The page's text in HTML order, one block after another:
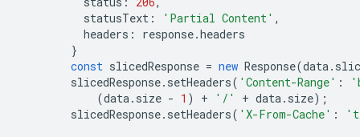
statusText : 'Partial Content' ,
headers : response.headers
}
const slicedResponse = new Response(data.
slicedResponse. setHeaders( 'Content-Range' :
(data. size - 1 ) + '/' + data. size);
slicedResponse. setHeaders( 'X-From-Cache' :